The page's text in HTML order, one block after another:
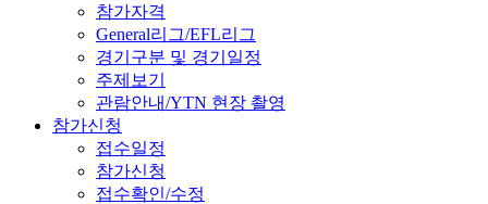
참가자격
General리그/EFL리그
경기구분 및 경기일정
주제보기
관람안내/YTN 현장 촬영
참가신청
접수일정
참가신청
접수확인/수정